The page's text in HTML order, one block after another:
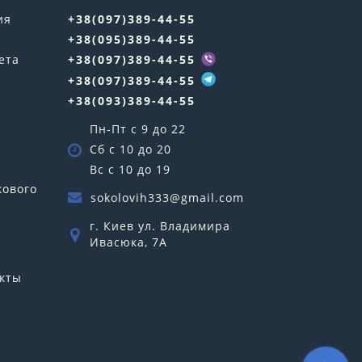
+38(097)389-44-55
+38(095)389-44-55
+38(097)389-44-55
+38(097)389-44-55
+38(093)389-44-55
Пн-Пт с 9 до 22
Сб с 10 до 20
Вс с 10 до 19
sokolovih333@gmail.com
г. Киев ул. Владимира
Ивасюка, 7А